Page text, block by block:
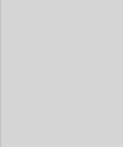
kann
können die Toxine in